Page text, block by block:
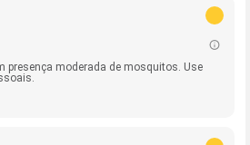
presença moderada de mosquitos. Use